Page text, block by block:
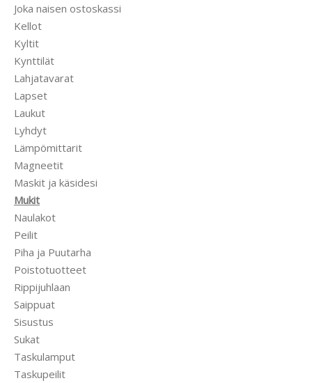
Joka naisen ostoskassi
Kellot
Kyltit
Kynttilät
Lahjatavarat
Lapset
Laukut
Lyhdyt
Lämpömittarit
Magneetit
Maskit ja käsidesi
Mukit
Naulakot
Peilit
Piha ja Puutarha
Poistotuotteet
Rippijuhlaan
Saippuat
Sisustus
Sukat
Taskulamput
Taskupeilit